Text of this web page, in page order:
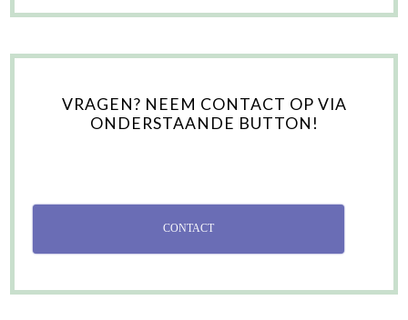
VRAGEN? NEEM CONTACT OP VIA
ONDERSTAANDE BUTTON!
CONTACT